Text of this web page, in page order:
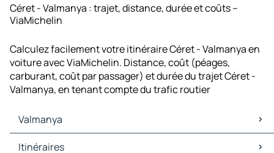
Céret - Valmanya : trajet, distance, durée et coûts –
ViaMichelin
Calculez facilement votre itinéraire Céret - Valmanya en
voiture avec ViaMichelin. Distance, coût (péages,
carburant, coût par passager) et durée du trajet Céret -
Valmanya, en tenant compte du trafic routier
Valmanya
Valmanya Cartes et plans
Itinéraires